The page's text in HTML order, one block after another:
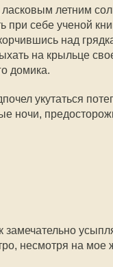
ласковым летним
при себе ученой
над
на крыльце
домика.
укутаться
ночи,
замечательно
несмотря на мое